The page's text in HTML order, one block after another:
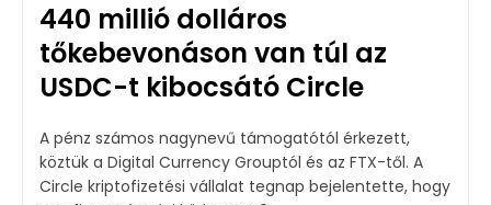
440 millió dolláros
tőkebevonáson van túl az
USDC-t kibocsátó Circle
A pénz számos nagynevű támogatótól érkezett,
köztük a Digital Currency Grouptól és az FTX-től. A
Circle kriptofizetési vállalat tegnap bejelentette, hogy